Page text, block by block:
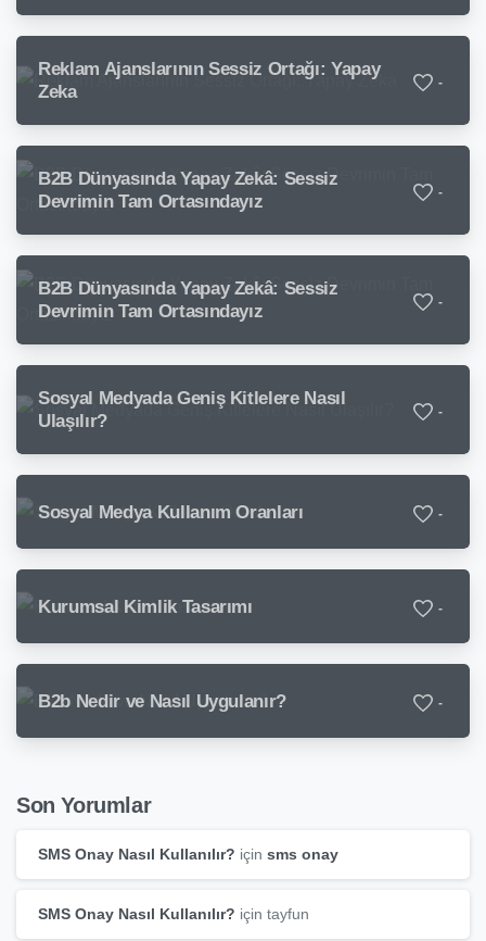
Reklam Ajanslarının Sessiz Ortağı: Yapay
Zeka
-
B2B Dünyasında Yapay Zekâ: Sessiz
Devrimin Tam Ortasındayız
-
B2B Dünyasında Yapay Zekâ: Sessiz
Devrimin Tam Ortasındayız
-
Sosyal Medyada Geniş Kitlelere Nasıl
Ulaşılır?
-
Sosyal Medya Kullanım Oranları -
Kurumsal Kimlik Tasarımı -
B2b Nedir ve Nasıl Uygulanır? -
Son Yorumlar
SMS Onay Nasıl Kullanılır? için sms onay
SMS Onay Nasıl Kullanılır? için tayfun